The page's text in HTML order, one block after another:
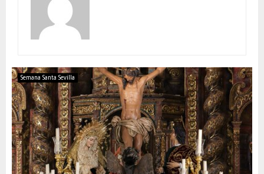
Semana Santa Sevilla